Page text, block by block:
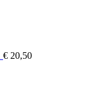
€ 20,50